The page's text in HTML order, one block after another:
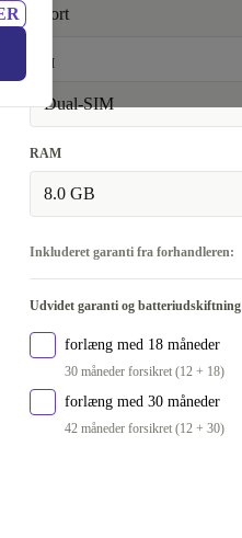
sort
SIM
Dual-SIM
RAM
8.0 GB
Inkluderet garanti fra forhandleren:
Udvidet garanti og batteriudskiftning
forlæng med 18 måneder
30 måneder forsikret (12 + 18)
forlæng med 30 måneder
42 måneder forsikret (12 + 30)